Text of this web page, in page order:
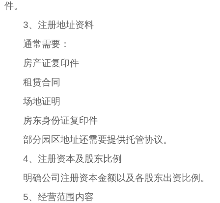
件。
3、注册地址资料
通常需要：
房产证复印件
租赁合同
场地证明
房东身份证复印件
部分园区地址还需要提供托管协议。
4、注册资本及股东比例
明确公司注册资本金额以及各股东出资比例。
5、经营范围内容